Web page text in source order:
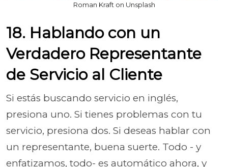
Roman Kraft on Unsplash
18. Hablando con un
Verdadero Representante
de Servicio al Cliente
Si estás buscando servicio en inglés,
presiona uno. Si tienes problemas con tu
servicio, presiona dos. Si deseas hablar con
un representante, buena suerte. Todo - y
enfatizamos, todo- es automático ahora, y